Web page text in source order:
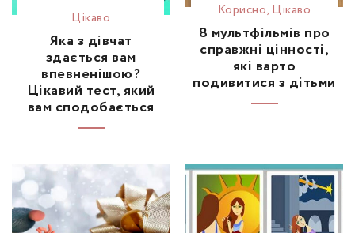
Цікаво
Яка з дівчат
здається вам
впевненішою?
Цікавий тест, який
вам сподобається
Корисно, Цікаво
8 мультфільмів про
справжні цінності,
які варто
подивитися з дітьми